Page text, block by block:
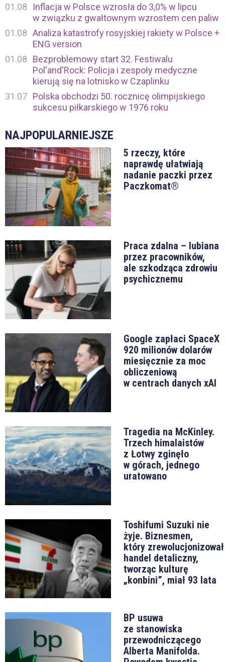
01.08
Inflacja w Polsce wzrosła do 3,0% w lipcu
w związku z gwałtownym wzrostem cen paliw
01.08 Analiza katastrofy rosyjskiej rakiety w Polsce +
ENG version
01.08
Bezproblemowy start 32. Festiwalu
Pol'and'Rock: Policja i zespoły medyczne
kierują się na lotnisko w Czaplinku
31.07 Polska obchodzi 50. rocznicę olimpijskiego
sukcesu piłkarskiego w 1976 roku
NAJPOPULARNIEJSZE
5 rzeczy, które
naprawdę ułatwiają
nadanie paczki przez
Paczkomat®
Praca zdalna – lubiana
przez pracowników,
ale szkodząca zdrowiu
psychicznemu
Google zapłaci SpaceX
920 milionów dolarów
miesięcznie za moc
obliczeniową
w centrach danych xAI
Tragedia na McKinley.
Trzech himalaistów
z Łotwy zginęło
w górach, jednego
uratowano
Toshifumi Suzuki nie
żyje. Biznesmen,
który zrewolucjonizował
handel detaliczny,
tworząc kulturę
„konbini”, miał 93 lata
BP usuwa
ze stanowiska
przewodniczącego
Alberta Manifolda.